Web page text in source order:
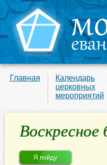
Главная
Календарь
церковных
мероприятий
Воскресное
Я пойду